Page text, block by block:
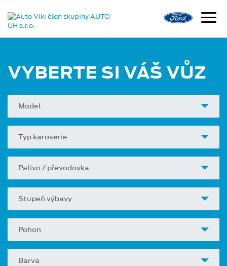
VYBERTE SI VÁŠ VŮZ
Model
Typ karoserie
Palivo / převodovka
Stupeň výbavy
Pohon
Barva